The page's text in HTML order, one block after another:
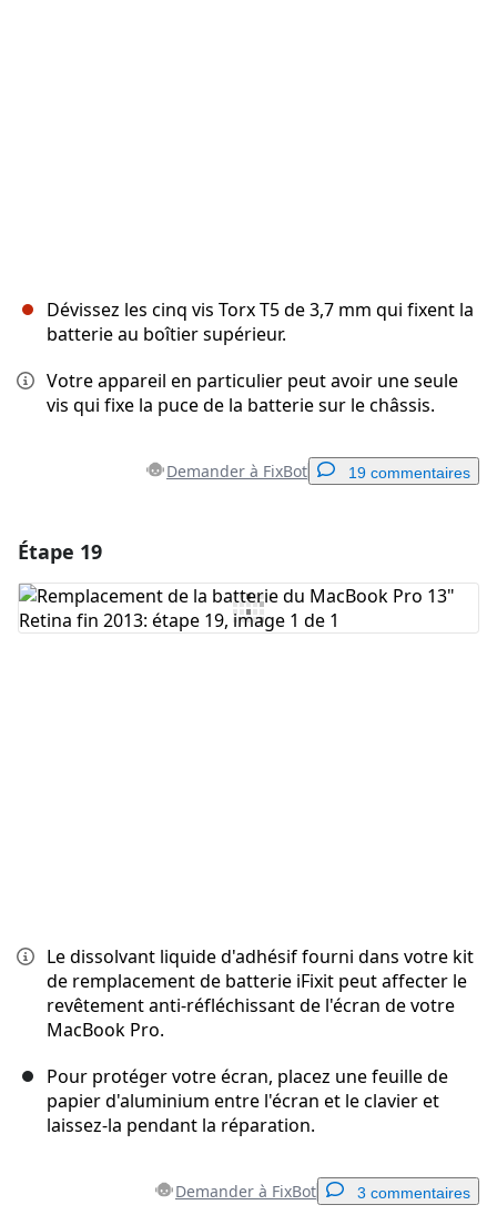
Dévissez les cinq vis Torx T5 de 3,7 mm qui fixent la
batterie au boîtier supérieur.
Votre appareil en particulier peut avoir une seule
vis qui fixe la puce de la batterie sur le châssis.
Demander à FixBot 19 commentaires
Ajouter un commentaire
Étape 19
Le dissolvant liquide d'adhésif fourni dans votre kit
de remplacement de batterie iFixit peut affecter le
revêtement anti-réfléchissant de l'écran de votre
MacBook Pro.
Pour protéger votre écran, placez une feuille de
papier d'aluminium entre l'écran et le clavier et
laissez-la pendant la réparation.
Demander à FixBot 3 commentaires